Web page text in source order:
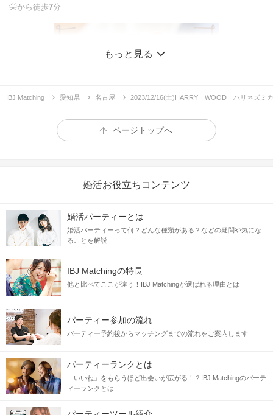
栄から徒歩7分
1 2 3 4 5
癒し×恋活空間 ～ハリネズミカフェ～
初参加の方も安心して参加できる♡
最大12名程度 みんなで盛り上がる♪
おやつをあげたり・抱っこしたり
もっと見る
IBJ Matching 愛知県 名古屋 2023/12/16(土)HARRY WOOD ハリネズミカ
ページトップへ
婚活お役立ちコンテンツ
婚活パーティーとは
婚活パーティーって何？どんな種類がある？などの疑問や気にな
ることを解説
IBJ Matchingの特長
他と比べてここが違う！IBJ Matchingが選ばれる理由とは
パーティー参加の流れ
パーティー予約後からマッチングまでの流れをご案内します
パーティーランクとは
「いいね」をもらうほど出会いが広がる！？IBJ Matchingのパーテ
ィーランクとは